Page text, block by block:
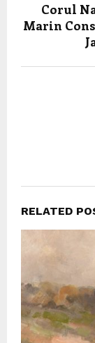
Corul
Marin
RELATED